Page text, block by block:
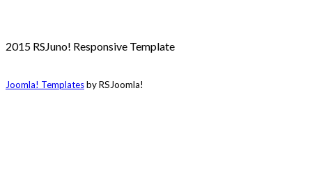
2015 RSJuno! Responsive Template
Joomla! Templatesby RSJoomla!